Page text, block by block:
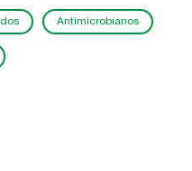
Antimicrobianos